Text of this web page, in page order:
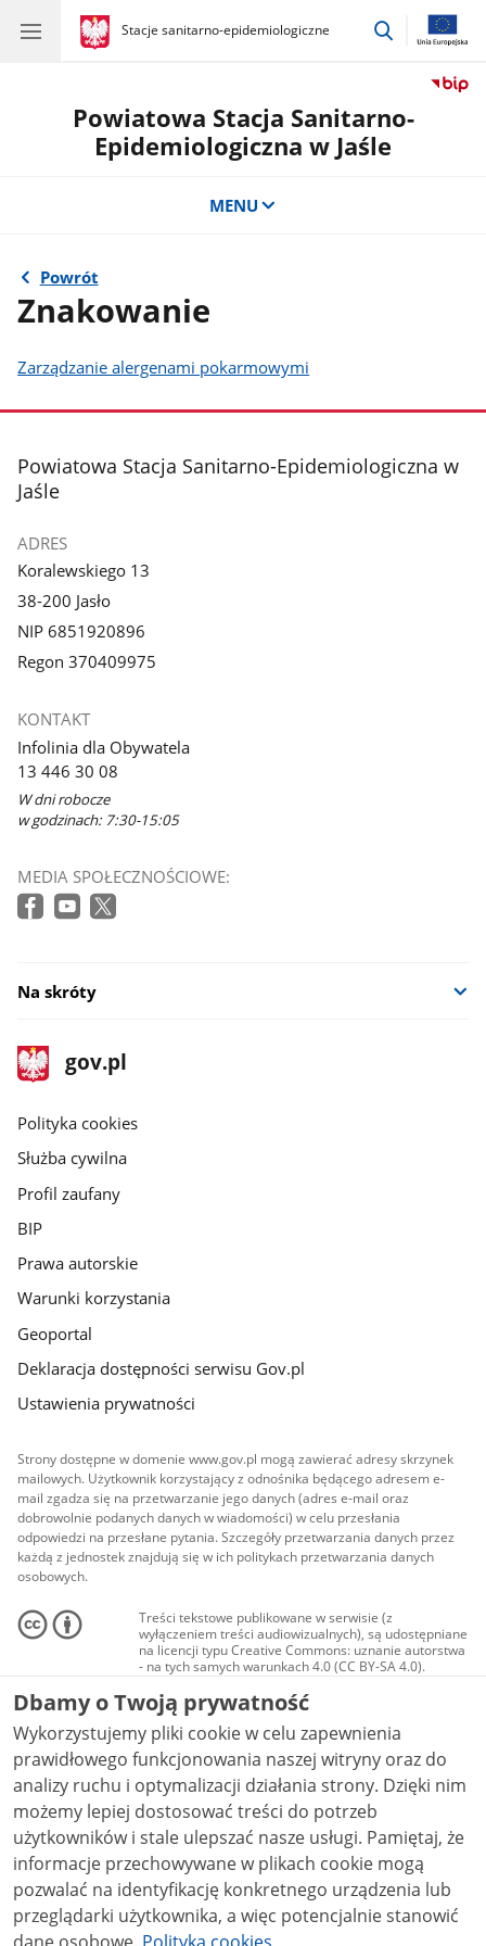
gov.pl
Stacje sanitarno-epidemiologiczne
gov.pl
Stacje
przejdź
Powiatowa Stacja Sanitarno-
Epidemiologiczna w Jaśle
MENU
Powrót
Znakowanie
Zarządzanie alergenami pokarmowymi
stopka
Powiatowa Stacja Sanitarno-Epidemiologiczna w
Jaśle
ADRES
Koralewskiego 13
38-200 Jasło
NIP 6851920896
Regon 370409975
KONTAKT
Infolinia dla Obywatela
13 446 30 08
W dni robocze
w godzinach: 7:30-15:05
MEDIA SPOŁECZNOŚCIOWE:
Na skróty
stopka
gov.pl
Strona
gov.pl
gov.pl
Polityka cookies
Służba cywilna
Profil zaufany
BIP
Prawa autorskie
Warunki korzystania
Geoportal
Deklaracja dostępności serwisu Gov.pl
Ustawienia prywatności
Strony dostępne w domenie www.gov.pl mogą zawierać adresy skrzynek
mailowych. Użytkownik korzystający z odnośnika będącego adresem e-
mail zgadza się na przetwarzanie jego danych (adres e-mail oraz
dobrowolnie podanych danych w wiadomości) w celu przesłania
odpowiedzi na przesłane pytania. Szczegóły przetwarzania danych przez
każdą z jednostek znajdują się w ich politykach przetwarzania danych
osobowych.
Treści tekstowe publikowane w serwisie (z
wyłączeniem treści audiowizualnych), są udostępniane
na licencji typu Creative Commons: uznanie autorstwa
- na tych samych warunkach 4.0 (CC BY-SA 4.0).
Materiały audiowizualne, w tym zdjęcia, materiały
audio i wideo, są udostępniane na licencji typu
Creative Commons: uznanie autorstwa użycie
niekomercyjne - bez utworów zależnych 4.0 (CC BY-
NC-ND 4.0), o ile nie jest to stwierdzone inaczej.
Dbamy o Twoją prywatność
Wykorzystujemy pliki cookie w celu zapewnienia
prawidłowego funkcjonowania naszej witryny oraz do
analizy ruchu i optymalizacji działania strony. Dzięki nim
możemy lepiej dostosować treści do potrzeb
użytkowników i stale ulepszać nasze usługi. Pamiętaj, że
informacje przechowywane w plikach cookie mogą
pozwalać na identyfikację konkretnego urządzenia lub
przeglądarki użytkownika, a więc potencjalnie stanowić